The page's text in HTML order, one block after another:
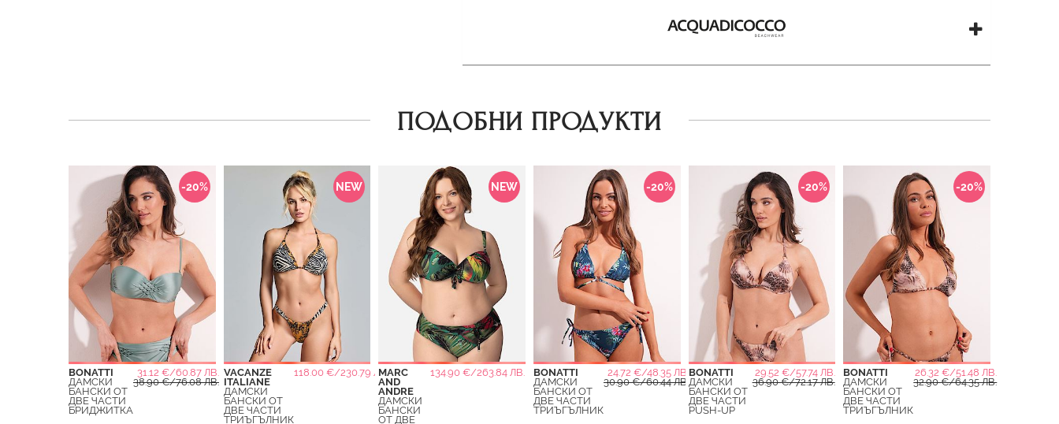
ПОДОБНИ ПРОДУКТИ
-20%
BONATTI
31.12 €/60.87 ЛВ.
ДАМСКИ
БАНСКИ ОТ
ДВЕ ЧАСТИ
БРИДЖИТКА
38.90 €/76.08 ЛВ.
NEW
VACANZE
ITALIANE
118.00 €/230.79 ЛВ.
ДАМСКИ
БАНСКИ ОТ
ДВЕ ЧАСТИ
ТРИЪГЪЛНИК
NEW
MARC
AND
ANDRE
134.90 €/263.84 ЛВ.
ДАМСКИ
БАНСКИ
ОТ ДВЕ
-20%
BONATTI
24.72 €/48.35 ЛВ.
ДАМСКИ
БАНСКИ ОТ
ДВЕ ЧАСТИ
ТРИЪГЪЛНИК
30.90 €/60.44 ЛВ.
-20%
BONATTI
29.52 €/57.74 ЛВ.
ДАМСКИ
БАНСКИ ОТ
ДВЕ ЧАСТИ
PUSH-UP
36.90 €/72.17 ЛВ.
-20%
BONATTI
26.32 €/51.48 ЛВ.
ДАМСКИ
БАНСКИ ОТ
ДВЕ ЧАСТИ
ТРИЪГЪЛНИК
32.90 €/64.35 ЛВ.